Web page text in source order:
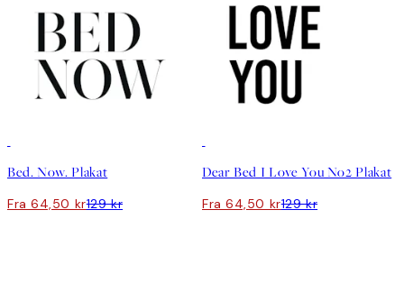
Bed. Now. Plakat
Fra 64,50 kr129 kr
Dear Bed I Love You No2 Plakat
Fra 64,50 kr129 kr